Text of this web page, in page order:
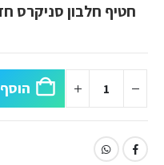
חטיף חלבון סניקרס